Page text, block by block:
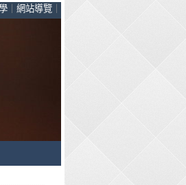
網站導覽